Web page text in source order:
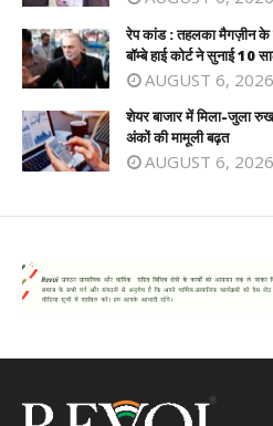
रेप कांड : तहलका मैगज़ीन के
बॉम्बे हाई कोर्ट ने सुनाई 10
AUGUST 6, 2026
शेयर बाजार में मिला-जुला
अंकों की मामूली बढ़त
AUGUST 6, 2026